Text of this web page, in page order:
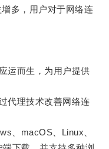
多，用户对于网络连
而生，为用户提供
理技术改善网络连
、macOS、Linux、